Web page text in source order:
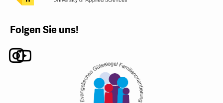
Folgen Sie uns!
Instagram
Youtube